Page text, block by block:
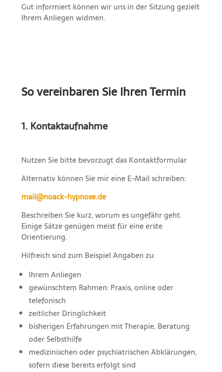
Gut informiert können wir uns in der Sitzung gezielt
Ihrem Anliegen widmen.
So vereinbaren Sie Ihren Termin
1. Kontaktaufnahme
Nutzen Sie bitte bevorzugt das Kontaktformular
Alternativ können Sie mir eine E-Mail schreiben:
mail@noack-hypnose.de
Beschreiben Sie kurz, worum es ungefähr geht.
Einige Sätze genügen meist für eine erste
Orientierung.
Hilfreich sind zum Beispiel Angaben zu:
Ihrem Anliegen
gewünschtem Rahmen: Praxis, online oder
telefonisch
zeitlicher Dringlichkeit
bisherigen Erfahrungen mit Therapie, Beratung
oder Selbsthilfe
medizinischen oder psychiatrischen Abklärungen,
sofern diese bereits erfolgt sind